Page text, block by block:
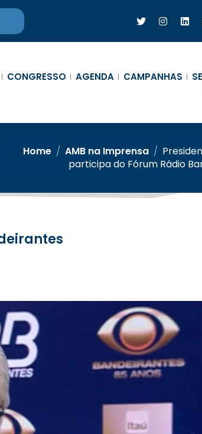
CONGRESSO AGENDA CAMPANHAS
Home / AMB na Imprensa /
participa do Fórum Rádio